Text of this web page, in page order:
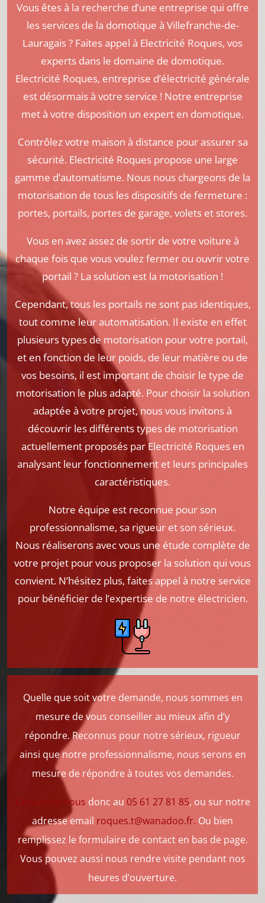
Vous êtes à la recherche d’une entreprise qui offre
les services de la domotique à Villefranche-de-
Lauragais ? Faites appel à Electricité Roques, vos
experts dans le domaine de domotique.
Electricité Roques, entreprise d’électricité générale
est désormais à votre service ! Notre entreprise
met à votre disposition un expert en domotique.
Contrôlez votre maison à distance pour assurer sa
sécurité. Electricité Roques propose une large
gamme d’automatisme. Nous nous chargeons de la
motorisation de tous les dispositifs de fermeture :
portes, portails, portes de garage, volets et stores.
Vous en avez assez de sortir de votre voiture à
chaque fois que vous voulez fermer ou ouvrir votre
portail ? La solution est la motorisation !
Cependant, tous les portails ne sont pas identiques,
tout comme leur automatisation. Il existe en effet
plusieurs types de motorisation pour votre portail,
et en fonction de leur poids, de leur matière ou de
vos besoins, il est important de choisir le type de
motorisation le plus adapté. Pour choisir la solution
adaptée à votre projet, nous vous invitons à
découvrir les différents types de motorisation
actuellement proposés par Electricité Roques en
analysant leur fonctionnement et leurs principales
caractéristiques.
Notre équipe est reconnue pour son
professionnalisme, sa rigueur et son sérieux.
Nous réaliserons avec vous une étude complète de
votre projet pour vous proposer la solution qui vous
convient. N’hésitez plus, faites appel à notre service
pour bénéficier de l’expertise de notre électricien.
Quelle que soit votre demande, nous sommes en
mesure de vous conseiller au mieux afin d’y
répondre. Reconnus pour notre sérieux, rigueur
ainsi que notre professionnalisme, nous serons en
mesure de répondre à toutes vos demandes.
Contactez-nous donc au 05 61 27 81 85, ou sur notre
adresse email roques.t@wanadoo.fr. Ou bien
remplissez le formulaire de contact en bas de page.
Vous pouvez aussi nous rendre visite pendant nos
heures d’ouverture.